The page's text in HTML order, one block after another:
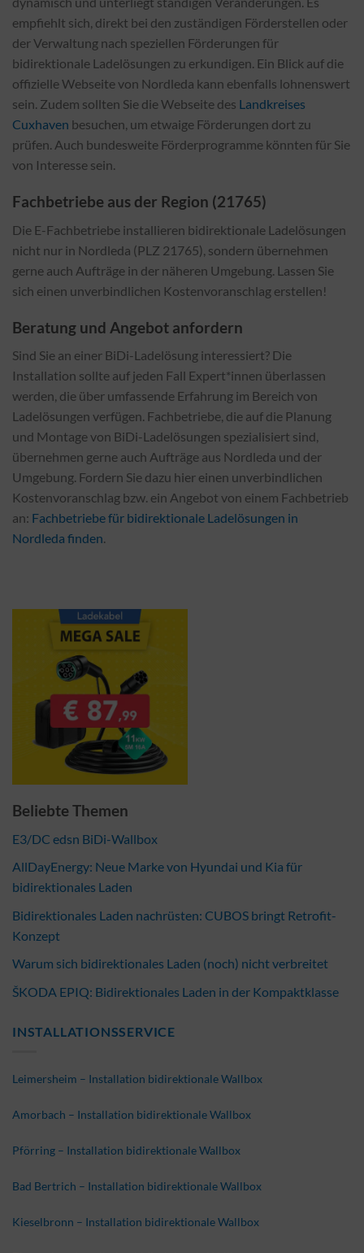
empfiehlt sich, direkt bei den zuständigen Förderstellen oder
der Verwaltung nach speziellen Förderungen für
bidirektionale Ladelösungen zu erkundigen. Ein Blick auf die
offizielle Webseite von Nordleda kann ebenfalls lohnenswert
sein. Zudem sollten Sie die Webseite des Landkreises
Cuxhaven besuchen, um etwaige Förderungen dort zu
prüfen. Auch bundesweite Förderprogramme könnten für Sie
von Interesse sein.
Fachbetriebe aus der Region (21765)
Die E-Fachbetriebe installieren bidirektionale Ladelösungen
nicht nur in Nordleda (PLZ 21765), sondern übernehmen
gerne auch Aufträge in der näheren Umgebung. Lassen Sie
sich einen unverbindlichen Kostenvoranschlag erstellen!
Beratung und Angebot anfordern
Sind Sie an einer BiDi-Ladelösung interessiert? Die
Installation sollte auf jeden Fall Expert*innen überlassen
werden, die über umfassende Erfahrung im Bereich von
Ladelösungen verfügen. Fachbetriebe, die auf die Planung
und Montage von BiDi-Ladelösungen spezialisiert sind,
übernehmen gerne auch Aufträge aus Nordleda und der
Umgebung. Fordern Sie dazu hier einen unverbindlichen
Kostenvoranschlag bzw. ein Angebot von einem Fachbetrieb
an: Fachbetriebe für bidirektionale Ladelösungen in
Nordleda finden.
Beliebte Themen
E3/DC edsn BiDi-Wallbox
AllDayEnergy: Neue Marke von Hyundai und Kia für
bidirektionales Laden
Bidirektionales Laden nachrüsten: CUBOS bringt Retrofit-
Konzept
Warum sich bidirektionales Laden (noch) nicht verbreitet
ŠKODA EPIQ: Bidirektionales Laden in der Kompaktklasse
INSTALLATIONSSERVICE
Leimersheim – Installation bidirektionale Wallbox
Amorbach – Installation bidirektionale Wallbox
Pförring – Installation bidirektionale Wallbox
Bad Bertrich – Installation bidirektionale Wallbox
Kieselbronn – Installation bidirektionale Wallbox